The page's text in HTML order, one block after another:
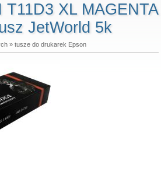
T11D3 XL MAGENTA
JetWorld 5k
» tusze do drukarek Epson